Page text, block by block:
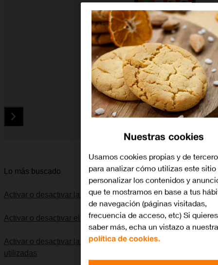
Diapositiva 1 de 5. Apple iPhone SE (2020) - Red - imagen 1
Lo más buscado
Activar o desactivar la itinerancia de datos
Activar o desactivar el modo de avión
Activar o desactivar la eliminación automática de apps no
utilizadas
Nuestras cookies
Usamos cookies propias y de
para analizar cómo utilizas este sitio
personalizar los contenidos y
que te mostramos en base a tus
de navegación (páginas visitadas,
frecuencia de acceso, etc) Si quieres
saber más, echa un vistazo a nuestra
política de cookies.